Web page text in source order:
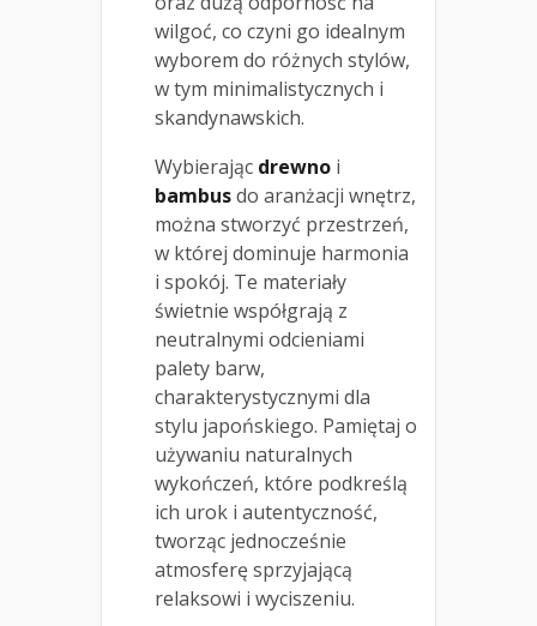
wilgoć, co czyni go idealnym
wyborem do różnych stylów,
w tym minimalistycznych i
skandynawskich.
Wybierając drewno i
bambusdo aranżacji wnętrz,
można stworzyć przestrzeń,
w której dominuje harmonia
i spokój. Te materiały
świetnie współgrają z
neutralnymi odcieniami
palety barw,
charakterystycznymi dla
stylu japońskiego. Pamiętaj o
używaniu naturalnych
wykończeń, które podkreślą
ich urok i autentyczność,
tworząc jednocześnie
atmosferę sprzyjającą
relaksowi i wyciszeniu.